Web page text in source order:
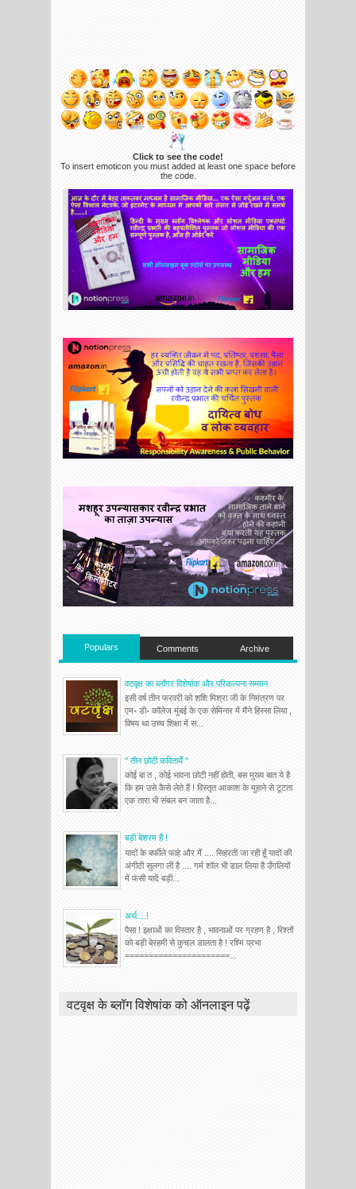
Click to see the code!
To insert emoticon you must added at least one space before
the code.
Populars Comments Archive
वटवृक्ष का ब्लॉगर विशेषांक और परिकल्पना सम्मान
इसी वर्ष तीन फरवरी को शशि मिश्रा जी के निमंत्रण पर
एम॰ डी॰ कॉलेज मुंबई के एक सेमिनार में मैंने हिस्सा लिया ,
विषय था उच्च शिक्षा में स...
'' तीन छोटी कवितायेँ ''
कोई बा त , कोई भावना छोटी नहीं होती, बस मुख्य बात ये है
कि हम उसे कैसे लेते हैं ! विस्तृत आकाश के मुहाने से टूटता
एक तारा भी संबल बन जाता है...
बड़ी बेशरम हैं !
यादों के बर्फीले फाहे और मैं .... सिहरती जा रही हूँ यादों की
अंगीठी सुलगा ली है .... गर्म शॉल भी डाल लिया है उँगलियों
में फंसी यादें बड़ी...
अर्थ....!
पैसा ! इक्षाओं का विस्तार है , भावनाओं पर ग्रहण है , रिश्तों
को बड़ी बेरहमी से कुचल डालता है ! रश्मि प्रभा
======================...
वटवृक्ष के ब्लॉग विशेषांक को ऑनलाइन पढ़ें